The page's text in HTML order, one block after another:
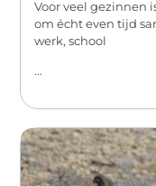
Voor veel gezinnen
om écht even tijd
werk, school
...